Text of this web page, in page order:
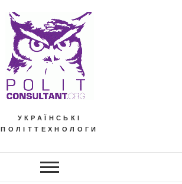
УКРАЇНСЬКІ
ПОЛІТТЕХНОЛОГИ